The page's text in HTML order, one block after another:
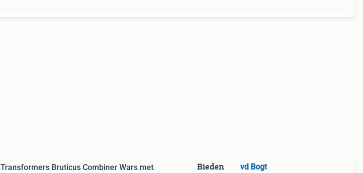
Transformers Bruticus Combiner Wars met
Bieden vd Bogt